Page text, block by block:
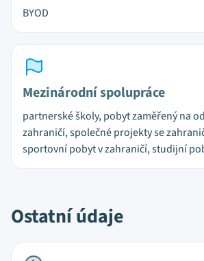
BYOD
Mezinárodní spolupráce
partnerské školy, pobyt zaměřený na
zahraničí, společné projekty se
sportovní pobyt v zahraničí, studijní
Ostatní údaje